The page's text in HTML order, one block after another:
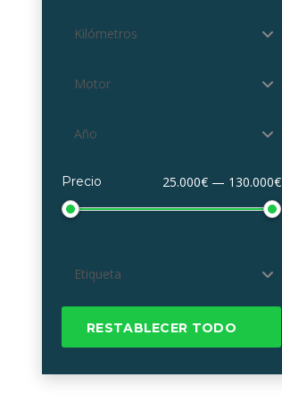
Kilómetros
Motor
Año
Precio 25.000€ — 130.000€
Etiqueta
RESTABLECER TODO